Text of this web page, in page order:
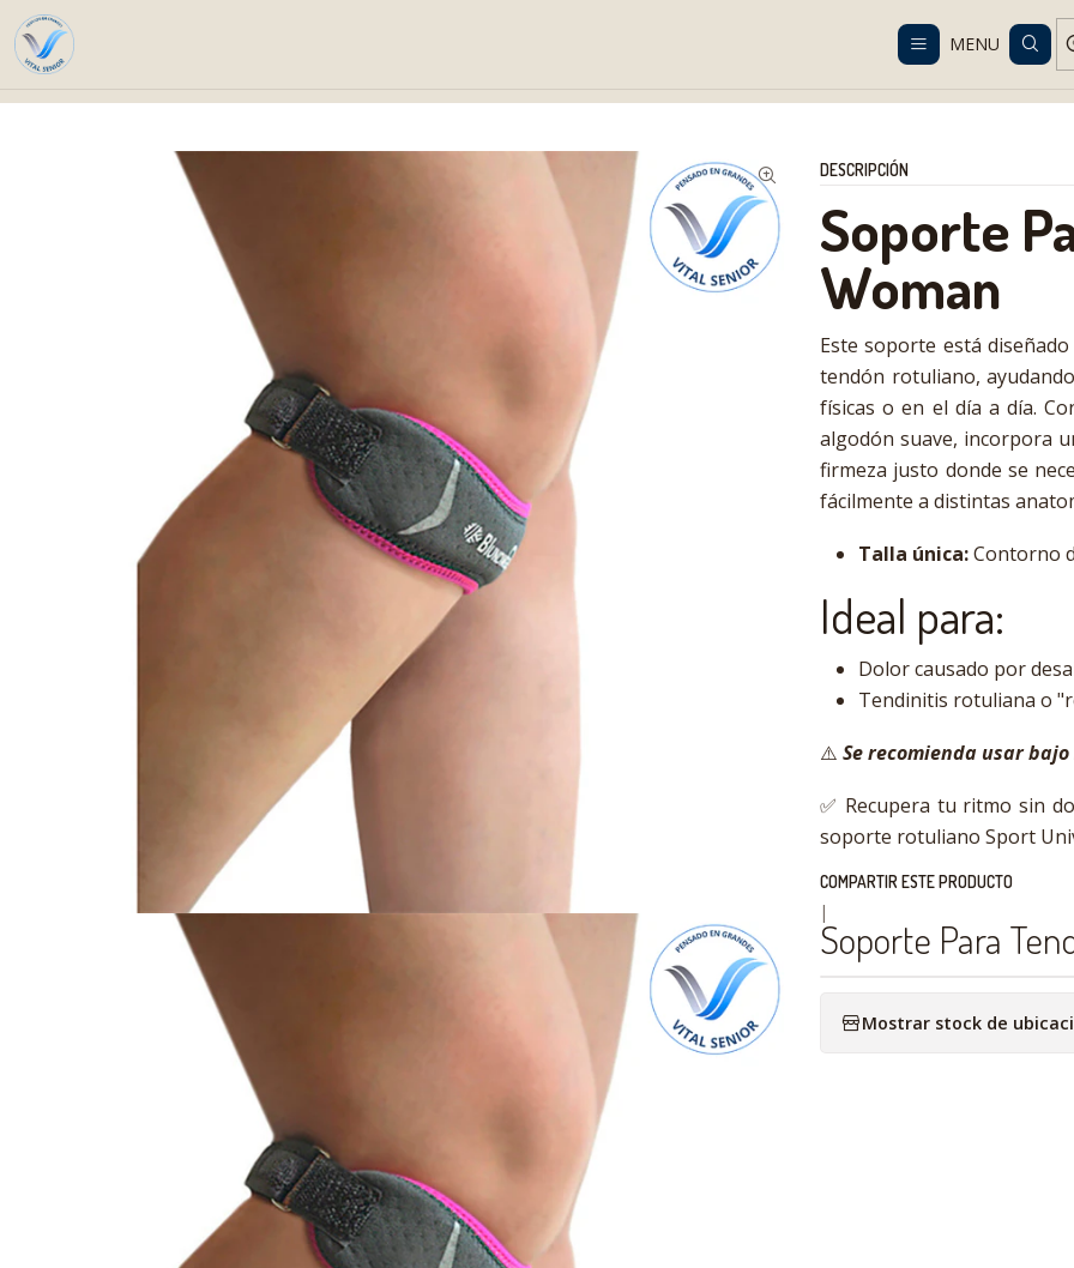
MENU
Despacho gratis en RM desde $100.000. Revisa las condiciones.
Soporte Para Tendón
DESCRIPCIÓN
Soporte
Woman
Este soporte está
tendón rotuliano,
físicas o en el día a día.
algodón suave, incorpora
firmeza justo donde se
fácilmente a distintas
Talla única:Contorno
Ideal para:
Dolor causado por
Tendinitis rotuliana o
⚠️ Se recomienda usar
✅ Recupera tu ritmo sin
soporte rotuliano Sport
COMPARTIR ESTE PRODUCTO
|
Soporte Para
Mostrar stock de